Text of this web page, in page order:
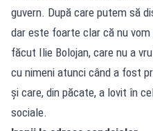
guvern. După care putem să
dar este foarte clar că nu
făcut Ilie Bolojan, care nu a
cu nimeni atunci când a fost
și care, din păcate, a lovit în
sociale.